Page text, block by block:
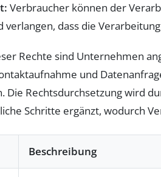
Verbraucher können der
verlangen, dass die
Rechte sind Unternehmen
und
Die Rechtsdurchsetzung wird
Schritte ergänzt, wodurch
Beschreibung